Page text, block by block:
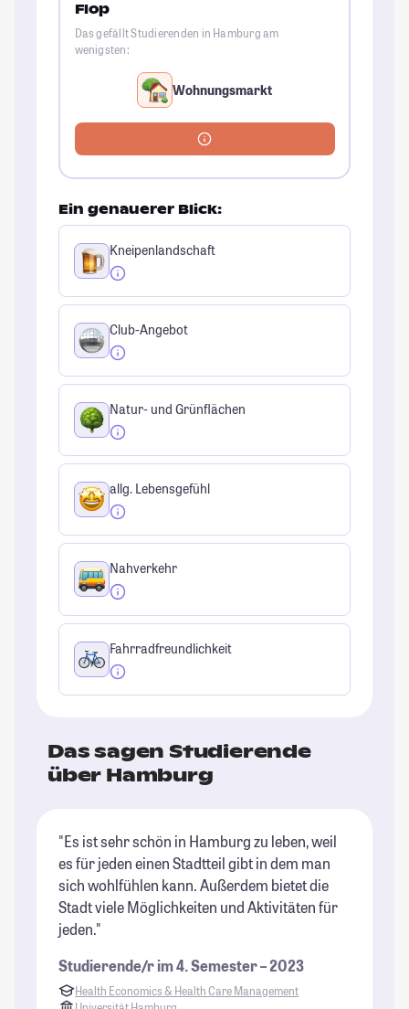
Flop
Das gefällt Studierenden in Hamburg am
wenigsten:
Wohnungsmarkt
Ein genauerer Blick:
Kneipenlandschaft
Club-Angebot
Natur- und Grünflächen
allg. Lebensgefühl
Nahverkehr
Fahrradfreundlichkeit
Das sagen Studierende
über Hamburg
"Es ist sehr schön in Hamburg zu leben, weil
es für jeden einen Stadtteil gibt in dem man
sich wohlfühlen kann. Außerdem bietet die
Stadt viele Möglichkeiten und Aktivitäten für
jeden."
Studierende/r im 4. Semester – 2023
Health Economics & Health Care Management